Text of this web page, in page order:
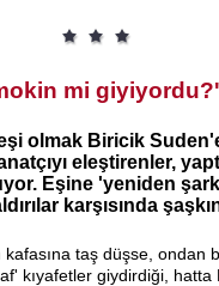
mi giyiyordu?'
olmak Biricik
eleştirenler,
Eşine 'yeniden
karşısında
taş düşse, ondan
kıyafetler giydirdiği, hatta